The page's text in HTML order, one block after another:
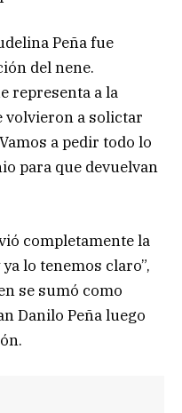
Peña fue
del nene.
representa a la
volvieron a solictar
a pedir todo lo
para que devuelvan
completamente la
lo tenemos claro”,
se sumó como
Danilo Peña luego